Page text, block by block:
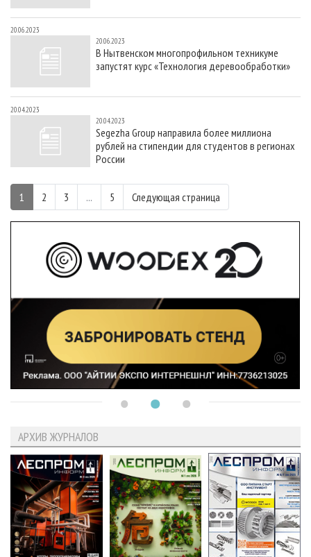
20.06.2023
20.06.2023
В Нытвенском многопрофильном техникуме
запустят курс «Технология деревообработки»
20.04.2023
20.04.2023
Segezha Group направила более миллиона
рублей на стипендии для студентов в регионах
России
1 2 3 ... 5 Следующая страница
АРХИВ ЖУРНАЛОВ